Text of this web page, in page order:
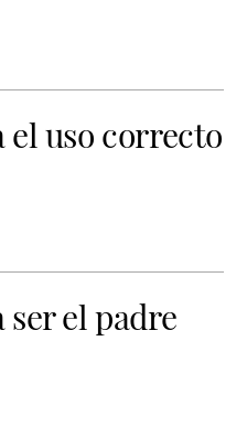
uso correcto
el padre